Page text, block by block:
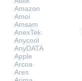
Amazon
Amoi
Amsam
AnexTek
Anycool
AnyDATA
Apple
Arcoa
Ares